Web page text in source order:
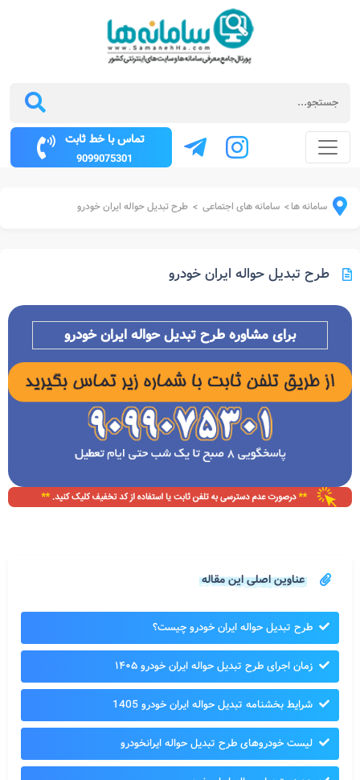
تماس با خط ثابت
9099075301
سامانه ها> سامانه های اجتماعی > طرح تبدیل حواله ایران خودرو
طرح تبدیل حواله ایران خودرو
برای مشاوره طرح تبدیل حواله ایران خودرو
عناوین اصلی این مقاله
طرح تبدیل حواله ایران خودرو چیست؟
زمان اجرای طرح تبدیل حواله ایران خودرو ۱۴۰۵
شرایط بخشنامه تبدیل حواله ایران خودرو 1405
لیست خودروهای طرح تبدیل حواله ایرانخودرو